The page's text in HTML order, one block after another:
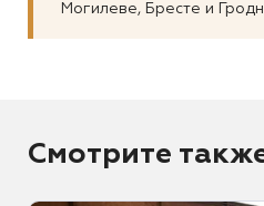
Могилеве, Бресте и
Смотрите